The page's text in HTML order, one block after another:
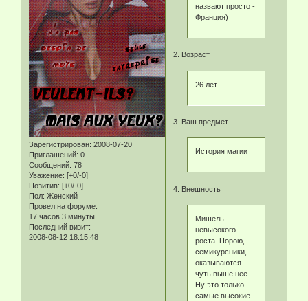
Зарегистрирован: 2008-07-20
Приглашений: 0
Сообщений: 78
Уважение: [+0/-0]
Позитив: [+0/-0]
Пол: Женский
Провел на форуме:
17 часов 3 минуты
Последний визит:
2008-08-12 18:15:48
назвают просто -
Франция)
2. Возраст
26 лет
3. Ваш предмет
История магии
4. Внешность
Мишель
невысокого
роста. Порою,
семикурсники,
оказываются
чуть выше нее.
Ну это только
самые высокие.